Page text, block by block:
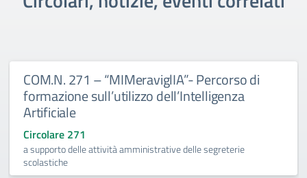
COM.N. 271 – “MIMeraviglIA”- Percorso di
formazione sull’utilizzo dell’Intelligenza
Artificiale
Circolare 271
a supporto delle attività amministrative delle segreterie
scolastiche